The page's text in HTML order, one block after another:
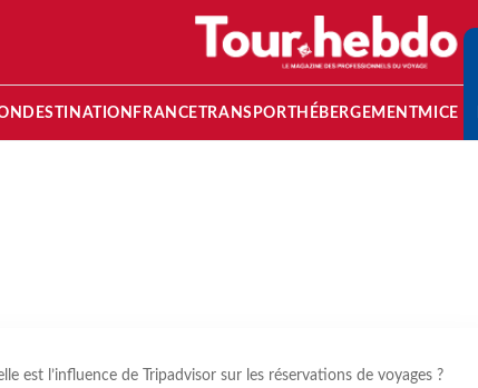
DESTINATION FRANCETRANSPORT HÉBERGEMENTMICE
est l’influence de Tripadvisor sur les réservations de voyages ?